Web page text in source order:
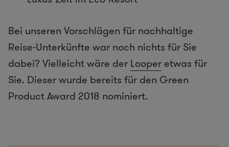
Bei unseren Vorschlägen für nachhaltige
Reise-Unterkünfte war noch nichts für Sie
dabei? Vielleicht wäre der Looper etwas für
Sie. Dieser wurde bereits für den Green
Product Award 2018 nominiert.